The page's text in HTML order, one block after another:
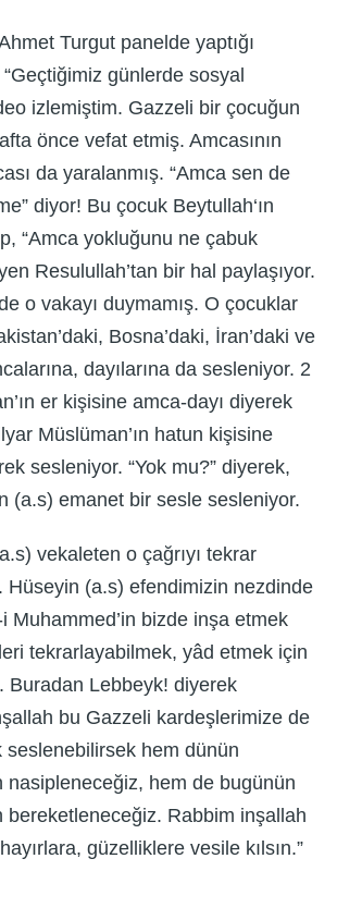
Turgut panelde yaptığı
günlerde sosyal
izlemiştim. Gazzeli bir çocuğun
önce vefat etmiş. Amcasının
da yaralanmış. “Amca sen de
diyor! Bu çocuk Beytullah‘ın
“Amca yokluğunu ne çabuk
Resulullah’tan bir hal paylaşıyor.
o vakayı duymamış. O çocuklar
Bosna’daki, İran’daki ve
dayılarına da sesleniyor. 2
er kişisine amca-dayı diyerek
Müslüman’ın hatun kişisine
sesleniyor. “Yok mu?” diyerek,
(a.s) emanet bir sesle sesleniyor.
vekaleten o çağrıyı tekrar
Hüseyin (a.s) efendimizin nezdinde
i Muhammed’in bizde inşa etmek
tekrarlayabilmek, yâd etmek için
Buradan Lebbeyk! diyerek
bu Gazzeli kardeşlerimize de
seslenebilirsek hem dünün
nasipleneceğiz, hem de bugünün
bereketleneceğiz. Rabbim inşallah
güzelliklere vesile kılsın.”